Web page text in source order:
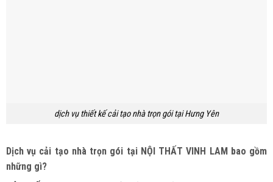
dịch vụ thiết kế cải tạo nhà trọn gói tại Hưng Yên
Dịch vụ cải tạo nhà trọn gói tại NỘI THẤT VINH LAM bao gồm
những gì?